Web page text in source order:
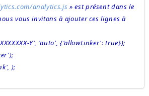
analytics.js » est présent dans le
vous invitons à ajouter ces lignes à
Y', 'auto', {'allowLinker': true});
);